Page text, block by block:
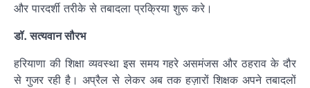
और पारदर्शी तरीके से तबादला प्रक्रिया शुरू करे।
डॉ. सत्यवान सौरभ
हरियाणा की शिक्षा व्यवस्था इस समय गहरे असमंजस और ठहराव के दौर
से गुजर रही है। अप्रैल से लेकर अब तक हज़ारों शिक्षक अपने तबादलों